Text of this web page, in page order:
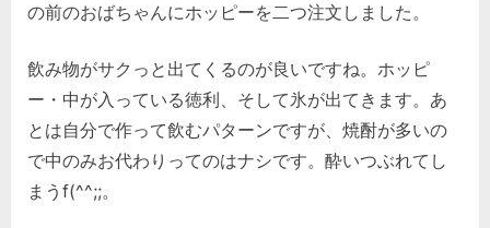
の前のおばちゃんにホッピーを二つ注文しました。
飲み物がサクっと出てくるのが良いですね。ホッピ
ー・中が入っている徳利、そして氷が出てきます。あ
とは自分で作って飲むパターンですが、焼酎が多いの
で中のみお代わりってのはナシです。酔いつぶれてし
まうf(^^;;。